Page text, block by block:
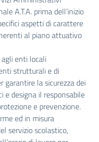
A.T.A. prima dell’inizio
aspetti di carattere
al piano attuativo
enti locali
strutturali e di
garantire la sicurezza dei
e designa il responsabile
e prevenzione.
ed in misura
servizio scolastico,